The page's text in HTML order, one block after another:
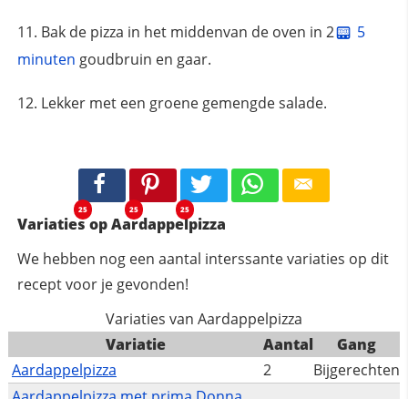
Bak de pizza in het middenvan de oven in 2
5
minuten goudbruin en gaar.
Lekker met een groene gemengde salade.
25 25 25
Variaties op Aardappelpizza
We hebben nog een aantal interssante variaties op dit
recept voor je gevonden!
Variaties van Aardappelpizza
Variatie
Aantal
Gang
Aardappelpizza
2
Bijgerechten